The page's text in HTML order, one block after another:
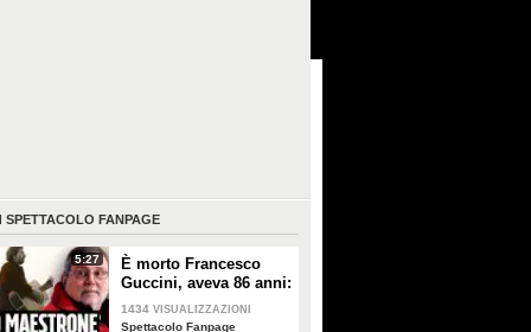
SPETTACOLO FANPAGE
5:27
È morto Francesco
Guccini, aveva 86 anni:
è stato uno dei
cantautori più
1434 VISUALIZZAZIONI
Spettacolo Fanpage